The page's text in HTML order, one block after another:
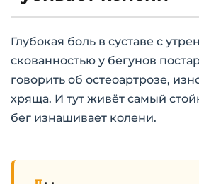
Глубокая боль в суставе с
скованностью у бегунов
говорить об остеоартрозе,
хряща. И тут живёт самый
бег изнашивает колени.